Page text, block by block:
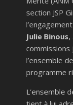
section JSP
Julie Binous,
commissions
l’ensemble
programme
L’ensemble